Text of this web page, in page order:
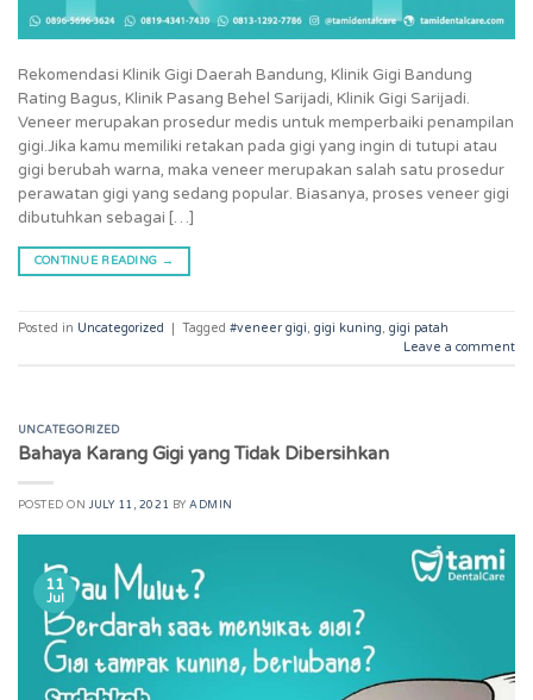
Rekomendasi Klinik Gigi Daerah Bandung, Klinik Gigi Bandung
Rating Bagus, Klinik Pasang Behel Sarijadi, Klinik Gigi Sarijadi.
Veneer merupakan prosedur medis untuk memperbaiki penampilan
gigi.Jika kamu memiliki retakan pada gigi yang ingin di tutupi atau
gigi berubah warna, maka veneer merupakan salah satu prosedur
perawatan gigi yang sedang popular. Biasanya, proses veneer gigi
dibutuhkan sebagai […]
CONTINUE READING →
Posted in Uncategorized | Tagged #veneer gigi, gigi kuning, gigi patah
Leave a comment
UNCATEGORIZED
Bahaya Karang Gigi yang Tidak Dibersihkan
POSTED ONJULY 11, 2021 BYADMIN
11
Jul